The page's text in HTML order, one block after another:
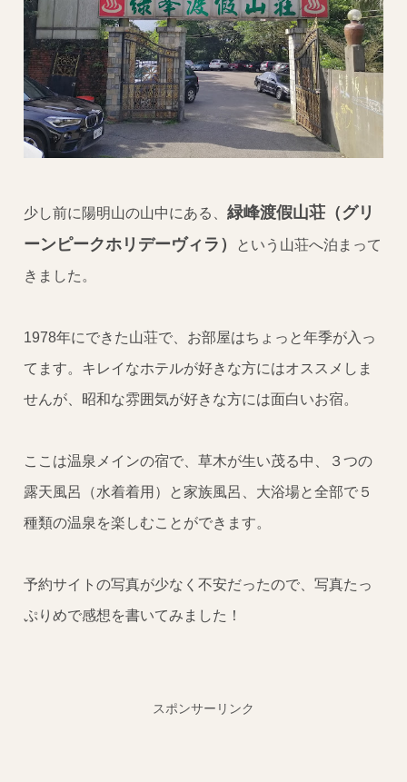
少し前に陽明山の山中にある、緑峰渡假山荘（グリ
ーンピークホリデーヴィラ）
という山荘へ泊まって
きました。
1978年にできた山荘で、お部屋はちょっと年季が入っ
てます。キレイなホテルが好きな方にはオススメしま
せんが、昭和な雰囲気が好きな方には面白いお宿。
ここは温泉メインの宿で、草木が生い茂る中、３つの
露天風呂（水着着用）と家族風呂、大浴場と全部で５
種類の温泉を楽しむことができます。
予約サイトの写真が少なく不安だったので、写真たっ
ぷりめで感想を書いてみました！
スポンサーリンク